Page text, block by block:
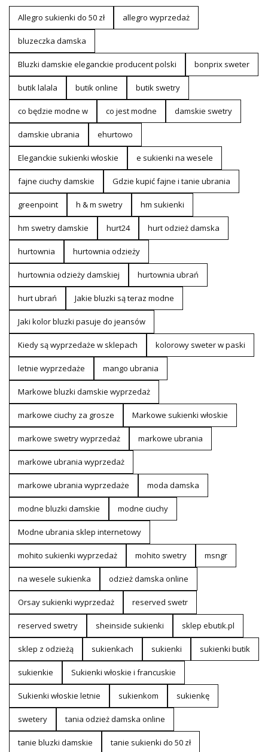
Allegro sukienki do 50 zł allegro wyprzedaż
bluzeczka damska
Bluzki damskie eleganckie producent polski bonprix sweter
butik lalala butik online butik swetry
co będzie modne w co jest modne damskie swetry
damskie ubrania ehurtowo
Eleganckie sukienki włoskie e sukienki na wesele
fajne ciuchy damskie Gdzie kupić fajne i tanie ubrania
greenpoint h & m swetry hm sukienki
hm swetry damskie hurt24 hurt odzież damska
hurtownia hurtownia odzieży
hurtownia odzieży damskiej hurtownia ubrań
hurt ubrań Jakie bluzki są teraz modne
Jaki kolor bluzki pasuje do jeansów
Kiedy są wyprzedaże w sklepach kolorowy sweter w paski
letnie wyprzedaże mango ubrania
Markowe bluzki damskie wyprzedaż
markowe ciuchy za grosze Markowe sukienki włoskie
markowe swetry wyprzedaż markowe ubrania
markowe ubrania wyprzedaż
markowe ubrania wyprzedaże moda damska
modne bluzki damskie modne ciuchy
Modne ubrania sklep internetowy
mohito sukienki wyprzedaż mohito swetry msngr
na wesele sukienka odzież damska online
Orsay sukienki wyprzedaż reserved swetr
reserved swetry sheinside sukienki sklep ebutik.pl
sklep z odzieżą sukienkach sukienki sukienki butik
sukienkie Sukienki włoskie i francuskie
Sukienki włoskie letnie sukienkom sukienkę
swetery tania odzież damska online
tanie bluzki damskie tanie sukienki do 50 zł